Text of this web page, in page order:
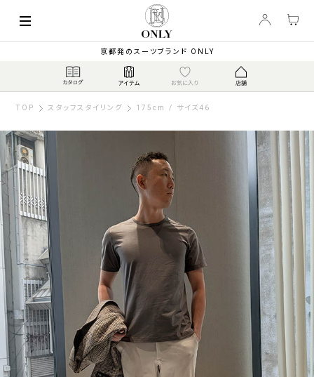
京都発のスーツブランド ONLY
TOP スタッフスタイリング 175cm / サイズ46